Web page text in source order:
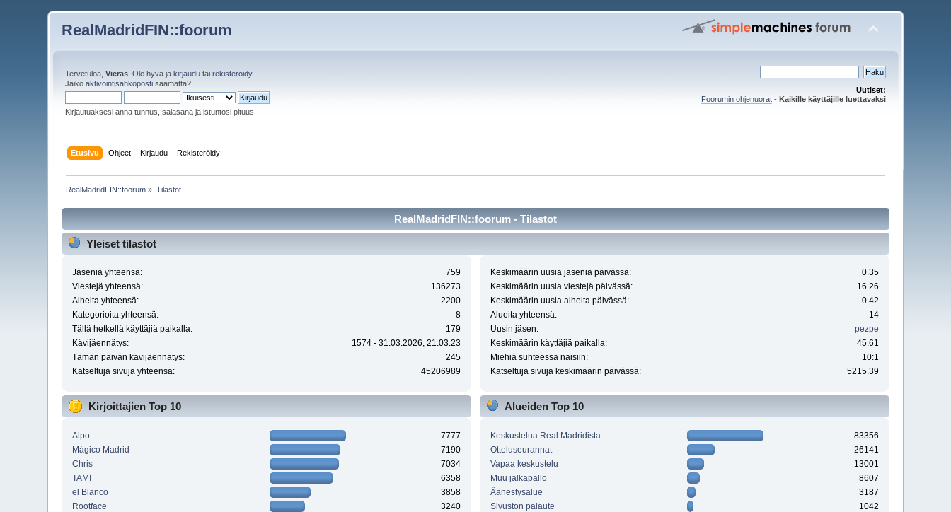
RealMadridFIN::foorum
Tervetuloa,Vieras . Ole hyvä jakirjaudu tairekisteröidy.
Jäiköaktivointisähköposti saamatta?
Kirjautuaksesi anna tunnus, salasana ja istuntosi pituus
Uutiset:
Foorumin ohjenuorat- Kaikille käyttäjille luettavaksi
Etusivu Ohjeet Kirjaudu Rekisteröidy
RealMadridFIN::foorum » Tilastot
RealMadridFIN::foorum - Tilastot
Yleiset tilastot
Jäseniä yhteensä:
759
Viestejä yhteensä:
136273
Aiheita yhteensä:
2200
Kategorioita yhteensä:
8
Tällä hetkellä käyttäjiä paikalla:
179
Kävijäennätys:
1574 - 31.03.2026, 21.03.23
Tämän päivän kävijäennätys:
245
Katseltuja sivuja yhteensä:
45206989
Keskimäärin uusia jäseniä päivässä:
0.35
Keskimäärin uusia viestejä päivässä:
16.26
Keskimäärin uusia aiheita päivässä:
0.42
Alueita yhteensä:
14
Uusin jäsen:
pezpe
Keskimäärin käyttäjiä paikalla:
45.61
Miehiä suhteessa naisiin:
10:1
Katseltuja sivuja keskimäärin päivässä:
5215.39
Kirjoittajien Top 10
Alpo
7777
Mágico Madrid
7190
Chris
7034
TAMI
6358
el Blanco
3858
Rootface
3240
Alueiden Top 10
Keskustelua Real Madridista
83356
Otteluseurannat
26141
Vapaa keskustelu
13001
Muu jalkapallo
8607
Äänestysalue
3187
Sivuston palaute
1042